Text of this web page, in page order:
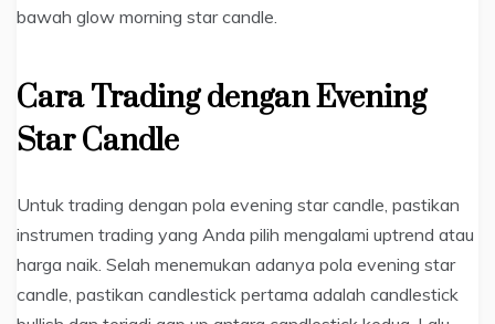
bawah glow morning star candle.
Cara Trading dengan Evening
Star Candle
Untuk trading dengan pola evening star candle, pastikan
instrumen trading yang Anda pilih mengalami uptrend atau
harga naik. Selah menemukan adanya pola evening star
candle, pastikan candlestick pertama adalah candlestick